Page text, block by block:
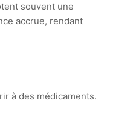
souvent une
accrue, rendant
à des médicaments.